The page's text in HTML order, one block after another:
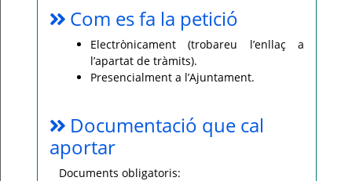
Com es fa la petició
Electrònicament (trobareu l’enllaç a
l’apartat de tràmits).
Presencialment a l’Ajuntament.
Documentació que cal
aportar
Documents obligatoris: